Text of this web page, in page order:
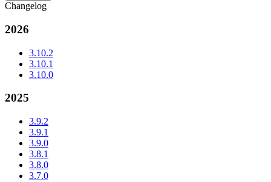
Changelog
2026
3.10.2
3.10.1
3.10.0
2025
3.9.2
3.9.1
3.9.0
3.8.1
3.8.0
3.7.0